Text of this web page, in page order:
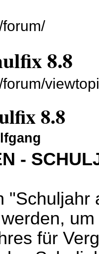
8.8
8.8
-
"Schuljahr
für